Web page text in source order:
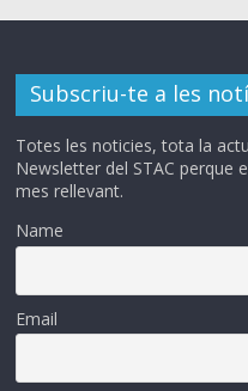
Subscriu-te a les
Totes les noticies, tota la
Newsletter del STAC perque
mes rellevant.
Name
Email